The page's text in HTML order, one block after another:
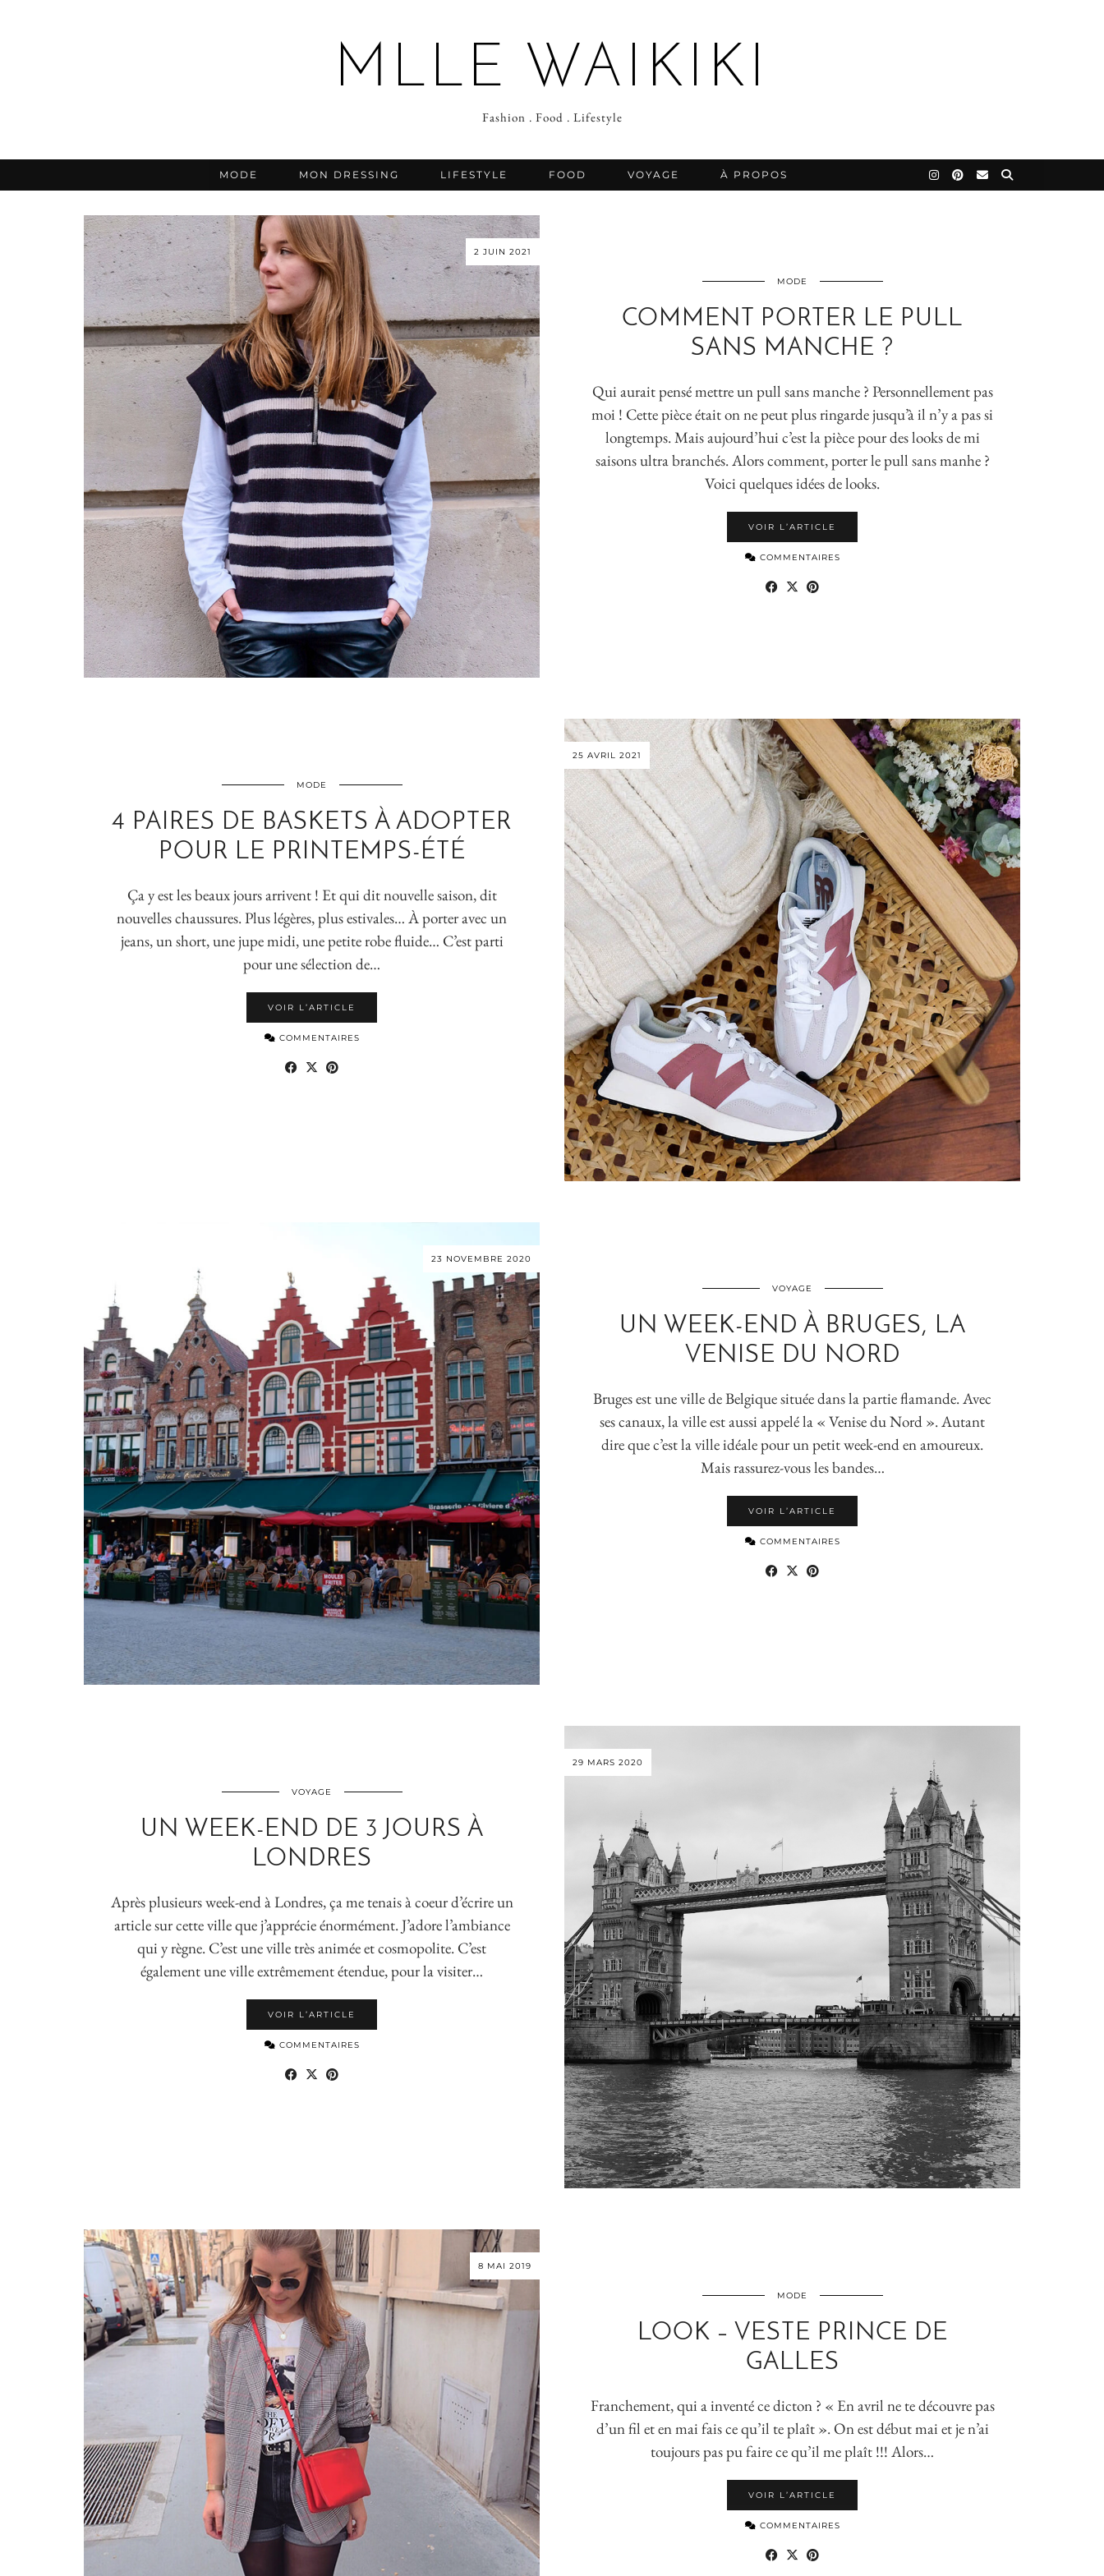
MLLE WAIKIKI
Fashion . Food . Lifestyle
MODE MON DRESSING LIFESTYLE FOOD VOYAGE À PROPOS
2 JUIN 2021
MODE
COMMENT PORTER LE PULL
SANS MANCHE ?
Qui aurait pensé mettre un pull sans manche ? Personnellement pas
moi ! Cette pièce était on ne peut plus ringarde jusqu’à il n’y a pas si
longtemps. Mais aujourd’hui c’est la pièce pour des looks de mi
saisons ultra branchés. Alors comment, porter le pull sans manhe ?
Voici quelques idées de looks.
VOIR L’ARTICLE
COMMENTAIRES
25 AVRIL 2021
MODE
4 PAIRES DE BASKETS À ADOPTER
POUR LE PRINTEMPS-ÉTÉ
Ça y est les beaux jours arrivent ! Et qui dit nouvelle saison, dit
nouvelles chaussures. Plus légères, plus estivales… À porter avec un
jeans, un short, une jupe midi, une petite robe fluide… C’est parti
pour une sélection de…
VOIR L’ARTICLE
COMMENTAIRES
23 NOVEMBRE 2020
VOYAGE
UN WEEK-END À BRUGES, LA
VENISE DU NORD
Bruges est une ville de Belgique située dans la partie flamande. Avec
ses canaux, la ville est aussi appelé la « Venise du Nord ». Autant
dire que c’est la ville idéale pour un petit week-end en amoureux.
Mais rassurez-vous les bandes…
VOIR L’ARTICLE
COMMENTAIRES
29 MARS 2020
VOYAGE
UN WEEK-END DE 3 JOURS À
LONDRES
Après plusieurs week-end à Londres, ça me tenais à coeur d’écrire un
article sur cette ville que j’apprécie énormément. J’adore l’ambiance
qui y règne. C’est une ville très animée et cosmopolite. C’est
également une ville extrêmement étendue, pour la visiter…
VOIR L’ARTICLE
COMMENTAIRES
8 MAI 2019
MODE
LOOK – VESTE PRINCE DE
GALLES
Franchement, qui a inventé ce dicton ? « En avril ne te découvre pas
d’un fil et en mai fais ce qu’il te plaît ». On est début mai et je n’ai
toujours pas pu faire ce qu’il me plaît !!! Alors…
VOIR L’ARTICLE
COMMENTAIRES